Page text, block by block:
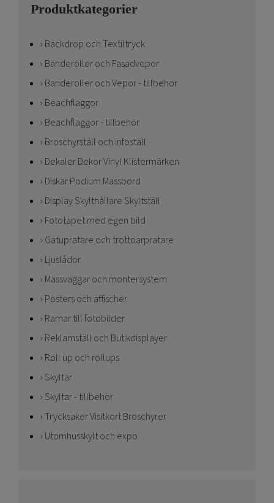
Produktkategorier
Backdrop och Textiltryck
Banderoller och Fasadvepor
Banderoller och Vepor - tillbehör
Beachflaggor
Beachflaggor - tillbehör
Broschyrställ och infoställ
Dekaler Dekor Vinyl Klistermärken
Diskar Podium Mässbord
Display Skylthållare Skyltställ
Fototapet med egen bild
Gatupratare och trottoarpratare
Ljuslådor
Mässväggar och montersystem
Posters och affischer
Ramar till fotobilder
Reklamställ och Butikdisplayer
Roll up och rollups
Skyltar
Skyltar - tillbehör
Trycksaker Visitkort Broschyrer
Utomhusskylt och expo